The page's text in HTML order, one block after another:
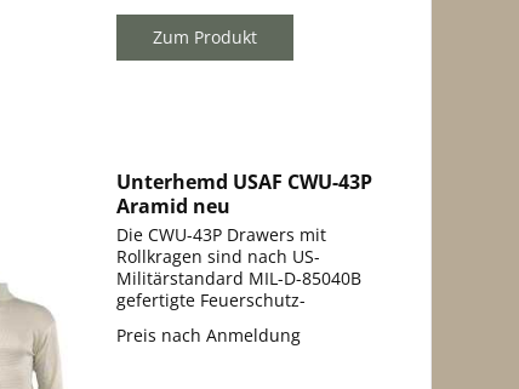
Zum Produkt
Unterhemd USAF CWU-43P
Aramid neu
Die CWU-43P Drawers mit
Rollkragen sind nach US-
Militärstandard MIL-D-85040B
gefertigte Feuerschutz-
Flugzeugbesatzungen. Das
Preis nach Anmeldung